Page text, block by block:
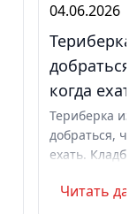
04.06.2026
когда
Териберка
добраться,
ехать.
Маршрут на
Читать